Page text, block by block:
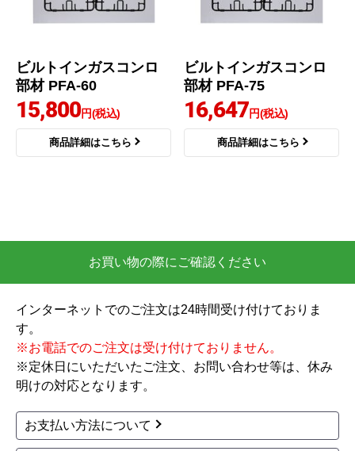
ビルトインガスコンロ
部材 PFA-60
15,800円(税込)
商品詳細はこちら
ビルトインガスコンロ
部材 PFA-75
16,647円(税込)
商品詳細はこちら
お買い物の際にご確認ください
インターネットでのご注文は24時間受け付けておりま
す。
※お電話でのご注文は受け付けておりません。
※定休日にいただいたご注文、お問い合わせ等は、休み
明けの対応となります。
お支払い方法について